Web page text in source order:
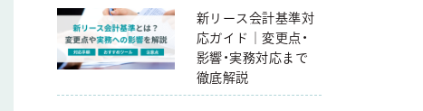
新リース会計基準対
応ガイド｜変更点・
影響・実務対応まで
徹底解説